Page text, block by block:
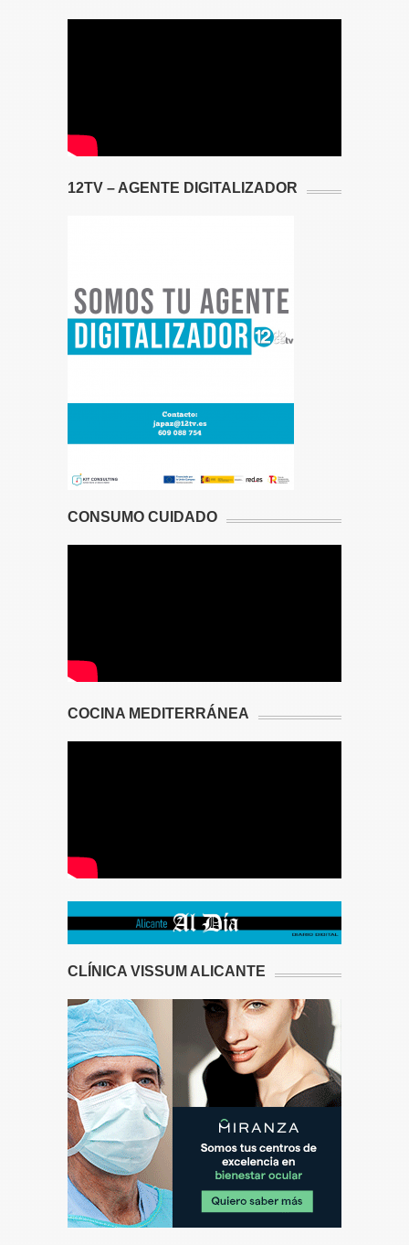
12TV – AGENTE DIGITALIZADOR
CONSUMO CUIDADO
COCINA MEDITERRÁNEA
CLÍNICA VISSUM ALICANTE